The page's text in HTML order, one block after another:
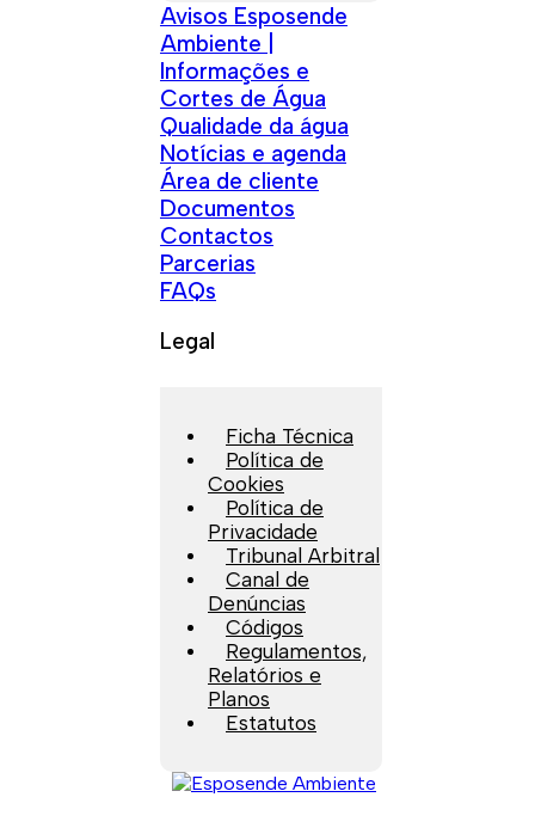
Avisos Esposende
Ambiente |
Informações e
Cortes de Água
Qualidade da água
Notícias e agenda
Área de cliente
Documentos
Contactos
Parcerias
FAQs
Legal
Ficha Técnica
Política de
Cookies
Política de
Privacidade
Tribunal Arbitral
Canal de
Denúncias
Códigos
Regulamentos,
Relatórios e
Planos
Estatutos